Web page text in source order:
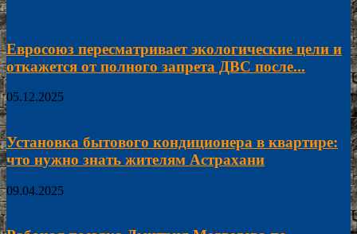
Евросоюз пересматривает экологические цели и
откажется от полного запрета ДВС после...
05.12.2025
Установка бытового кондиционера в квартире:
что нужно знать жителям Астрахани
09.04.2025